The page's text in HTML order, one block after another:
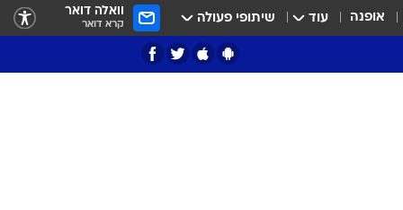
אופנה עוד שיתופי פעולה וואלה דואר
קרא דואר